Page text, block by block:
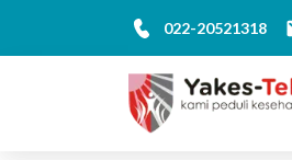
022-20521318